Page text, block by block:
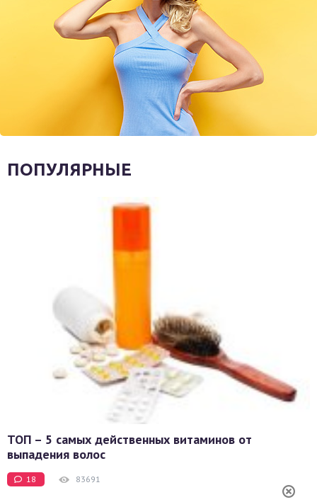
ПОПУЛЯРНЫЕ
ТОП – 5 самых действенных витаминов от
выпадения волос
18 83691